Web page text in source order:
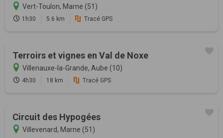
Vert-Toulon, Marne (51)
1h30 5.6 km Tracé GPS
Terroirs et vignes en Val de Noxe
Villenauxe-la-Grande, Aube (10)
4h30 18 km Tracé GPS
Circuit des Hypogées
Villevenard, Marne (51)